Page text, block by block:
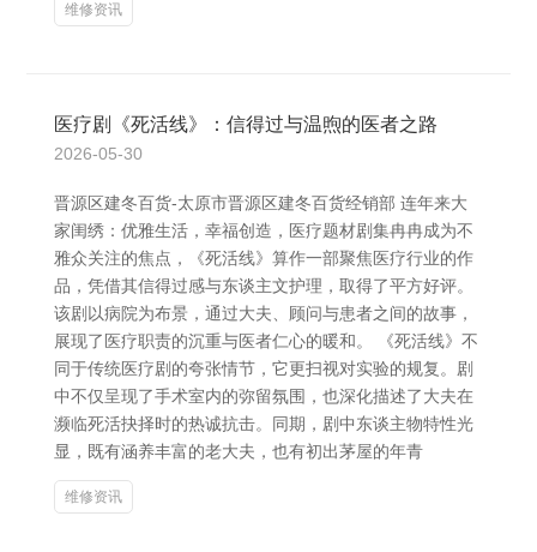
维修资讯
医疗剧《死活线》：信得过与温煦的医者之路
2026-05-30
晋源区建冬百货-太原市晋源区建冬百货经销部 连年来大
家闺绣：优雅生活，幸福创造，医疗题材剧集冉冉成为不
雅众关注的焦点，《死活线》算作一部聚焦医疗行业的作
品，凭借其信得过感与东谈主文护理，取得了平方好评。
该剧以病院为布景，通过大夫、顾问与患者之间的故事，
展现了医疗职责的沉重与医者仁心的暖和。 《死活线》不
同于传统医疗剧的夸张情节，它更扫视对实验的规复。剧
中不仅呈现了手术室内的弥留氛围，也深化描述了大夫在
濒临死活抉择时的热诚抗击。同期，剧中东谈主物特性光
显，既有涵养丰富的老大夫，也有初出茅屋的年青
维修资讯